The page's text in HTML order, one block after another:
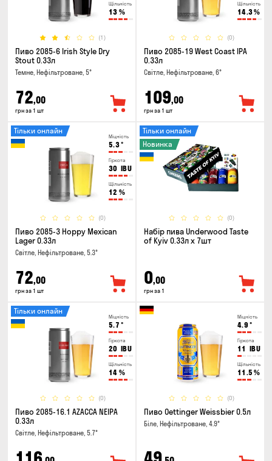
Щільність
13 %
(1)
Пиво 2085-6 Irish Style Dry
Stout 0.33л
Темне, Нефільтроване, 5°
72,00
грн за 1 шт
Щільність
14.3%
(0)
Пиво 2085-19 West Coast IPA
0.33л
Світле, Нефільтроване, 6°
109,00
грн за 1 шт
Міцність
5.3°
Гіркота
30 IBU
Щільність
12 %
(0)
Тільки онлайн
Пиво 2085-3 Hoppy Mexican
Lager 0.33л
Світле, Нефільтроване, 5.3°
72,00
грн за 1 шт
(0)
Тільки онлайн
Новинка
Набір пива Underwood Taste
of Kyiv 0.33л x 7шт
0,00
грн за 1
Міцність
5.7 °
Гіркота
20 IBU
Щільність
14 %
(0)
Тільки онлайн
Пиво 2085-16.1 AZACCA NEIPA
0.33л
Світле, Нефільтроване, 5.7°
Міцність
4.9 °
Гіркота
11 IBU
Щільність
11.5 %
(0)
Пиво Oettinger Weissbier 0.5л
Біле, Нефільтроване, 4.9°